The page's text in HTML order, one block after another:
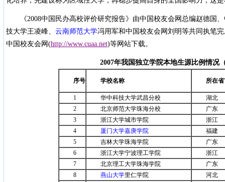
《2008中国民办高校评价研究报告》由中国校友会网总编赵德国
技大学王凌峰、 云南师范大学冯用军和中国校友会网刘明等共同执笔
中国校友会网(http://www.cuaa.net)等网站下载。
2007年我国独立学院本地生源比例情况
序号 学校名称 所在
1 华中科技大学武昌分校
湖北
2
北京师范大学珠海分校
广东
3
浙江大学城市学院
浙江
4
厦门大学嘉庚学院
福建
5
吉林大学珠海学院
广东
6
浙江大学宁波理工学院
浙江
7
北京理工大学珠海学院
广东
8
燕山大学里仁学院
河北